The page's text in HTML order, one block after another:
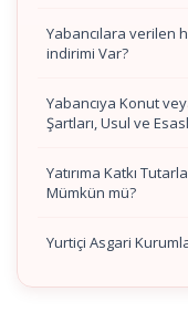
Yabancılara verilen
indirimi Var?
Yabancıya Konut
Şartları, Usul ve
Yatırıma Katkı
Mümkün mü?
Yurtiçi Asgari